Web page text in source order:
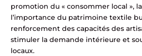
promotion du « consommer local »,
l’importance du patrimoine textile
renforcement des capacités des
stimuler la demande intérieure et
locaux.